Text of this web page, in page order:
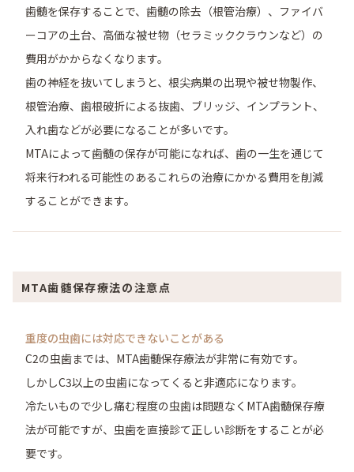
歯髄を保存することで、歯髄の除去（根管治療）、ファイバ
ーコアの土台、高価な被せ物（セラミッククラウンなど）の
費用がかからなくなります。
歯の神経を抜いてしまうと、根尖病巣の出現や被せ物製作、
根管治療、歯根破折による抜歯、ブリッジ、インプラント、
入れ歯などが必要になることが多いです。
MTAによって歯髄の保存が可能になれば、歯の一生を通じて
将来行われる可能性のあるこれらの治療にかかる費用を削減
することができます。
MTA歯髄保存療法の注意点
重度の虫歯には対応できないことがある
C2の虫歯までは、MTA歯髄保存療法が非常に有効です。
しかしC3以上の虫歯になってくると非適応になります。
冷たいもので少し痛む程度の虫歯は問題なくMTA歯髄保存療
法が可能ですが、虫歯を直接診て正しい診断をすることが必
要です。